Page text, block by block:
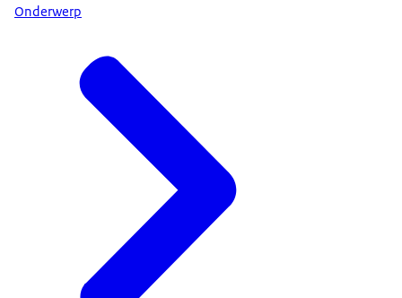
Onderwerp